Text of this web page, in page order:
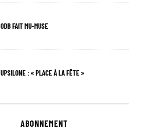
ODB FAIT MU-MUSE
UPSILONE : « PLACE À LA FÊTE »
ABONNEMENT